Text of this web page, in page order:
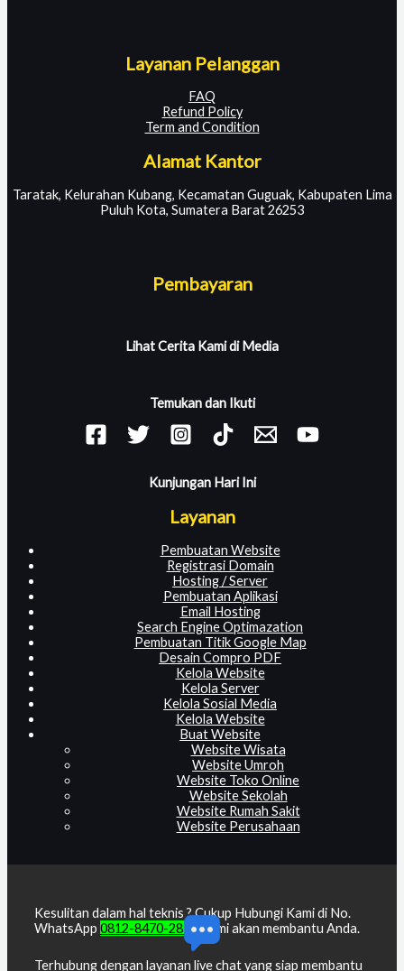
Layanan Pelanggan
FAQ
Refund Policy
Term and Condition
Alamat Kantor
Taratak, Kelurahan Kubang, Kecamatan Guguak, Kabupaten Lima
Puluh Kota, Sumatera Barat 26253
Pembayaran
Lihat Cerita Kami di Media
Temukan dan Ikuti
Kunjungan Hari Ini
Layanan
Pembuatan Website
Registrasi Domain
Hosting / Server
Pembuatan Aplikasi
Email Hosting
Search Engine Optimazation
Pembuatan Titik Google Map
Desain Compro PDF
Kelola Website
Kelola Server
Kelola Sosial Media
Kelola Website
Buat Website
Website Wisata
Website Umroh
Website Toko Online
Website Sekolah
Website Rumah Sakit
Website Perusahaan
Kesulitan dalam hal teknis ? Cukup Hubungi Kami di No.
WhatsApp 0812-8470-2818, kami akan membantu Anda.
Terhubung dengan layanan live chat yang siap membantu